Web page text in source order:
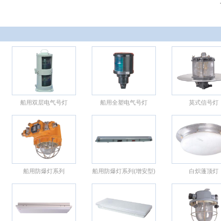
船用双层电气号灯 船用全塑电气号灯 莫式信号灯
船用防爆灯系列 船用防爆灯系列(增安型) 白炽蓬顶灯